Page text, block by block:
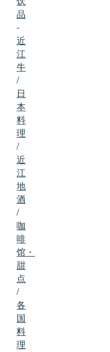
品
-
近
江
牛
/
日
本
料
理
/
近
江
地
酒
/
咖
啡
馆・
甜
点
/
各
国
料
理